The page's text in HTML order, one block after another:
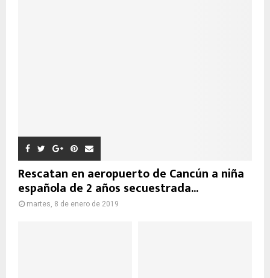
Rescatan en aeropuerto de Cancún a niña
española de 2 años secuestrada...
martes, 8 de enero de 2019